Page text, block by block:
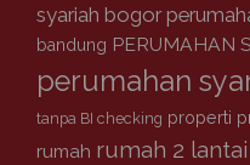
syariah bogor
bandung PERUMAHAN
perumahan
tanpa BI checking properti
rumah rumah 2 lantai